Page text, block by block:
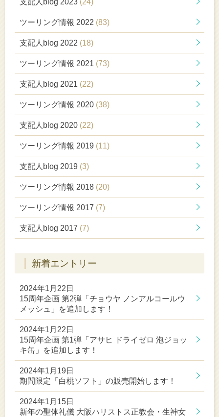
ツーリング情報 2022 (83)
支配人blog 2022 (18)
ツーリング情報 2021 (73)
支配人blog 2021 (22)
ツーリング情報 2020 (38)
支配人blog 2020 (22)
ツーリング情報 2019 (11)
支配人blog 2019 (3)
ツーリング情報 2018 (20)
ツーリング情報 2017 (7)
支配人blog 2017 (7)
新着エントリー
2024年1月22日
15周年企画 第2弾「チョウヤ ノンアルコールウ
メッシュ」を追加します！
2024年1月22日
15周年企画 第1弾「アサヒ ドライゼロ 泡ジョッ
キ缶」を追加します！
2024年1月19日
期間限定「白桃ソフト」の販売開始します！
2024年1月15日
新年の聖体礼儀 大阪ハリストス正教会・生神女